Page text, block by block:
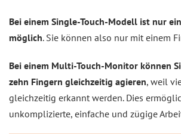
Bei einem Single-Touch-Modell ist nur
möglich. Sie können also nur mit einem
Bei einem Multi-Touch-Monitor können
zehn Fingern gleichzeitig agieren, weil
gleichzeitig erkannt werden. Dies
unkomplizierte, einfache und zügige